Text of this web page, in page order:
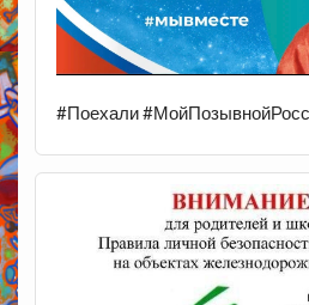
#Поехали